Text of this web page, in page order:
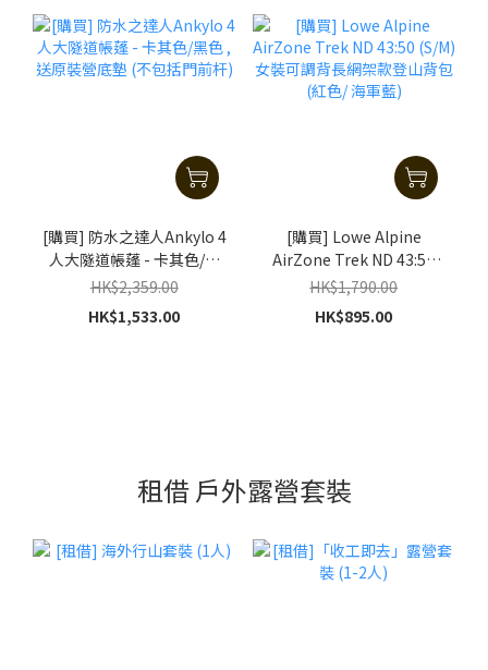
[購買] 防水之達人Ankylo 4
人大隧道帳蓬 - 卡其色/黑
色 , 送原裝營底墊 (不包括
門前杆)
HK$2,359.00
HK$1,533.00
[購買] Lowe Alpine
AirZone Trek ND 43:50
(S/M) 女裝可調背長網架款
登山背包 (紅色/ 海軍藍)
HK$1,790.00
HK$895.00
租借 戶外露營套裝